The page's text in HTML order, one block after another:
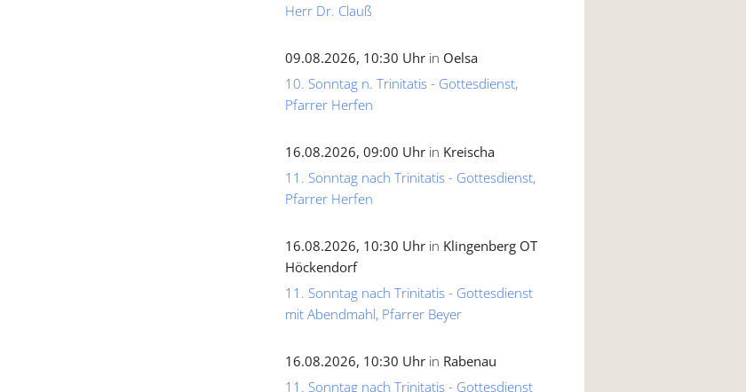
Herr Dr. Clauß
09.08.2026, 10:30 Uhr in Oelsa
10. Sonntag n. Trinitatis - Gottesdienst,
Pfarrer Herfen
16.08.2026, 09:00 Uhr in Kreischa
11. Sonntag nach Trinitatis - Gottesdienst,
Pfarrer Herfen
16.08.2026, 10:30 Uhr in Klingenberg OT
Höckendorf
11. Sonntag nach Trinitatis - Gottesdienst
mit Abendmahl, Pfarrer Beyer
16.08.2026, 10:30 Uhr in Rabenau
11. Sonntag nach Trinitatis - Gottesdienst